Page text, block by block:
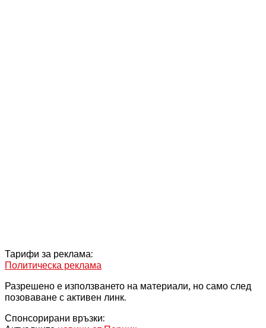
Тарифи за реклама:
Политическа реклама
Разрешено е използването на материали, но само след
позоваване с активен линк.
Спонсорирани връзки: